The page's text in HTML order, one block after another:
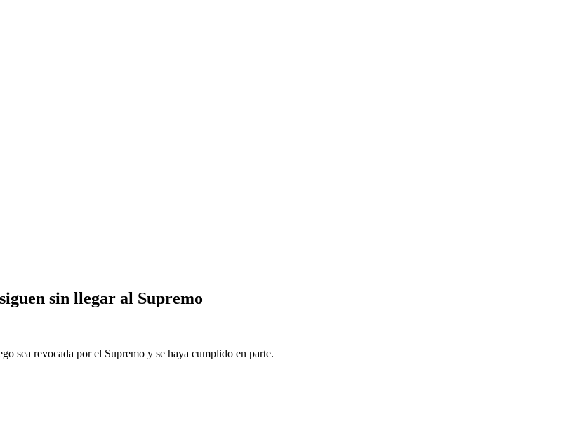
sin llegar al Supremo
sea revocada por el Supremo y se haya cumplido en parte.